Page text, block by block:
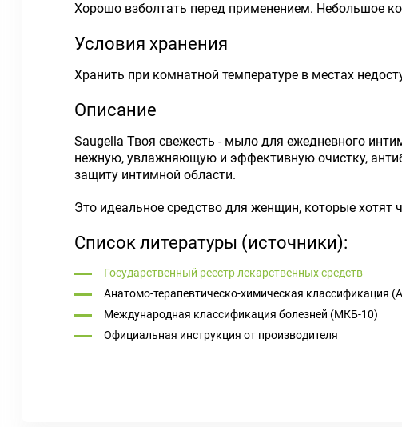
Хорошо взболтать перед применением. Небольшое
Условия хранения
Хранить при комнатной температуре в местах
Описание
Saugella Твоя свежесть - мыло для ежедневного
нежную, увлажняющую и эффективную очистку,
защиту интимной области.
Это идеальное средство для женщин, которые хотят
Список литературы (источники):
Государственный реестр лекарственных средств
Анатомо-терапевтическо-химическая классификация
Международная классификация болезней (МКБ-10)
Официальная инструкция от производителя